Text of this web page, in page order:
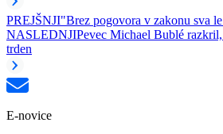
PREJŠNJI"Brez pogovora v zakonu sva
NASLEDNJIPevec Michael Bublé
trden
E-novice